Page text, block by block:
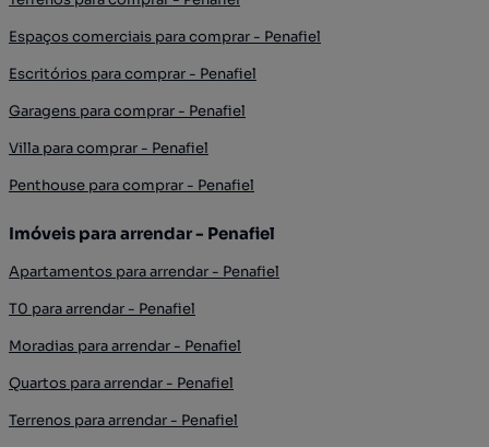
Espaços comerciais para comprar - Penafiel
Escritórios para comprar - Penafiel
Garagens para comprar - Penafiel
Villa para comprar - Penafiel
Penthouse para comprar - Penafiel
Imóveis para arrendar - Penafiel
Apartamentos para arrendar - Penafiel
T0 para arrendar - Penafiel
Moradias para arrendar - Penafiel
Quartos para arrendar - Penafiel
Terrenos para arrendar - Penafiel